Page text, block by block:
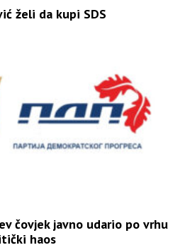
želi da kupi SDS
čovjek javno udario po vrhu
haos